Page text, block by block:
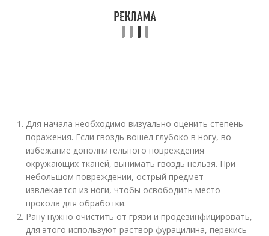
Для начала необходимо визуально оценить степень
поражения. Если гвоздь вошел глубоко в ногу, во
избежание дополнительного повреждения
окружающих тканей, вынимать гвоздь нельзя. При
небольшом повреждении, острый предмет
извлекается из ноги, чтобы освободить место
прокола для обработки.
Рану нужно очистить от грязи и продезинфицировать,
для этого используют раствор фурацилина, перекись